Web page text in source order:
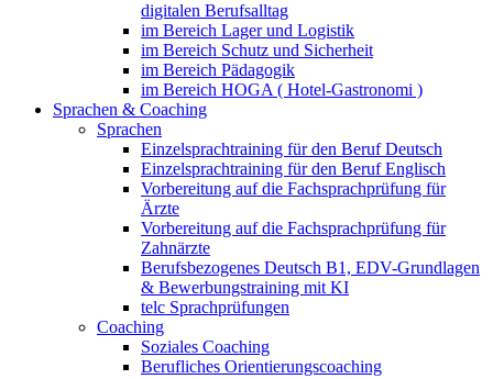
digitalen Berufsalltag
im Bereich Lager und Logistik
im Bereich Schutz und Sicherheit
im Bereich Pädagogik
im Bereich HOGA ( Hotel-Gastronomi )
Sprachen & Coaching
Sprachen
Einzelsprachtraining für den Beruf Deutsch
Einzelsprachtraining für den Beruf Englisch
Vorbereitung auf die Fachsprachprüfung für
Ärzte
Vorbereitung auf die Fachsprachprüfung für
Zahnärzte
Berufsbezogenes Deutsch B1, EDV-Grundlagen
& Bewerbungstraining mit KI
telc Sprachprüfungen
Coaching
Soziales Coaching
Berufliches Orientierungscoaching